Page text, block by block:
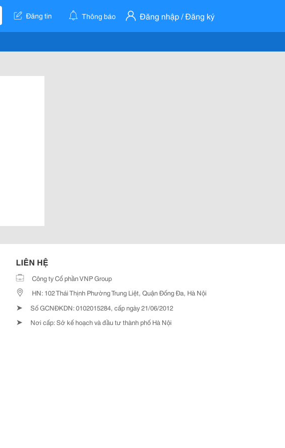
Đăng tin Thông báo Đăng nhập / Đăng ký
LIÊN HỆ
Công ty Cổ phần VNP Group
HN: 102 Thái Thịnh Phường Trung Liệt, Quận Đống Đa, Hà Nội
➤ Số GCNĐKDN: 0102015284, cấp ngày 21/06/2012
➤ Nơi cấp: Sở kế hoạch và đầu tư thành phố Hà Nội